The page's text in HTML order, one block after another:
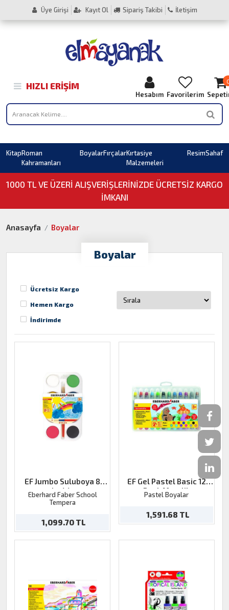
Üye Girişi Kayıt Ol Sipariş Takibi İletişim
HIZLI ERIŞIM
Hesabım Favorilerim
KitapRoman
Kahramanları
BoyalarFırçalarKırtasiye
Malzemeleri
ResimSahaf
1000 TL VE ÜZERI ALIŞVERIŞLERINIZDE ÜCRETSİZ KARGO
İMKANI
Anasayfa Boyalar
Boyalar
Ücretsiz Kargo
Hemen Kargo
İndirimde
EF Jumbo Suluboya 8
renkx 44mm
Eberhard Faber School
Tempera
1,099.70 TL
EF Gel Pastel Basic 12
Renk Metalik
Pastel Boyalar
1,591.68 TL